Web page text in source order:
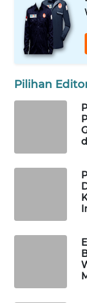
Pilihan
BORNEO
Wahana
Media
Group
WAHANA
INFRASTRUKTUR